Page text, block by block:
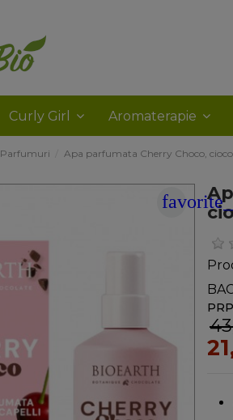
Curly Girl Aromaterapie
Parfumuri Apa parfumata Cherry Choco,